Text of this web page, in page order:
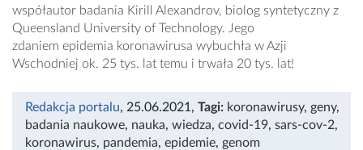
współautor badania Kirill Alexandrov, biolog syntetyczny z
Queensland University of Technology. Jego
zdaniem epidemia koronawirusa wybuchła w Azji
Wschodniej ok. 25 tys. lat temu i trwała 20 tys. lat!
Redakcja portalu, 25.06.2021 , Tagi: koronawirusy, geny,
badania naukowe, nauka, wiedza, covid-19, sars-cov-2,
koronawirus, pandemia, epidemie, genom